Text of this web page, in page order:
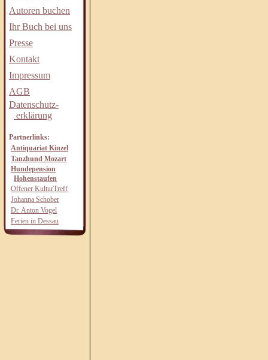
Autoren buchen
Ihr Buch bei uns
Presse
Kontakt
Impressum
AGB
Datenschutz-
erklärung
Partnerlinks:
Antiquariat Kinzel
Tanzhund Mozart
Hundepension
Hohenstaufen
Offener KulturTreff
Johanna Schober
Dr. Anton Vogel
Ferien in Dessau